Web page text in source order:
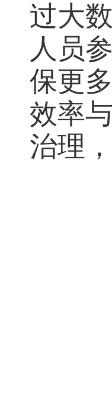
过大
人员
保更
效率
治理